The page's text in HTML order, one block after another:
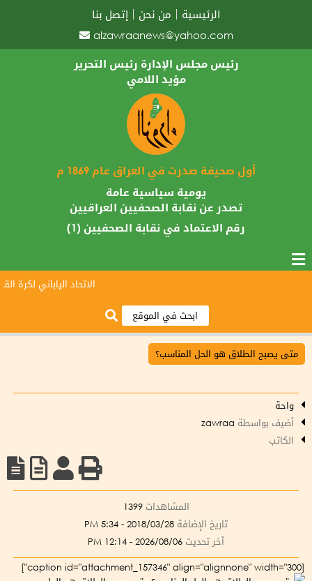
الرئيسية من نحن
إتصل بنا
alzawraanews@yahoo.com
رئيس مجلس الإدارة رئيس التحرير
مؤيد اللامي
أول صحيفة صدرت في العراق عام 1869 م
يومية سياسية عامة
تصدر عن نقابة الصحفيين العراقيين
رقم الاعتماد في نقابة الصحفيين (1)
الاتحاد الياباني لكرة
متى يصبح الطلاق هو الحل المناسب؟
واحة
أضيف بواسطة
الكاتب
المشاهدات 1399
تاريخ الإضافة 2018/03/28 - 5:34 PM
آخر تحديث 2026/08/06 - 12:14 PM
[caption id="attachment_157346" align="alignnone" width="300"]